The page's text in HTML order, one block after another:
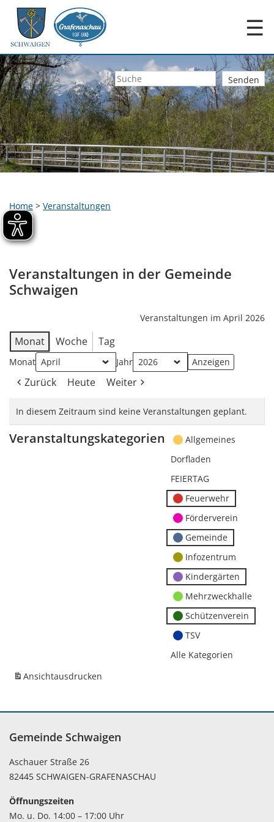
☰
Home > Veranstaltungen
Veranstaltungen in der Gemeinde
Schwaigen
Veranstaltungen im April 2026
Monat Woche Tag
Monat Jahr
Zurück Heute Weiter
In diesem Zeitraum sind keine Veranstaltungen geplant.
Veranstaltungskategorien
Allgemeines
Dorfladen
FEIERTAG
Feuerwehr
Förderverein
Gemeinde
Infozentrum
Kindergärten
Mehrzweckhalle
Schützenverein
TSV
Alle Kategorien
Ansichtausdrucken
Gemeinde Schwaigen
Aschauer Straße 26
82445 SCHWAIGEN-GRAFENASCHAU
Öffnungszeiten
Mo. u. Do. 14:00 – 17:00 Uhr